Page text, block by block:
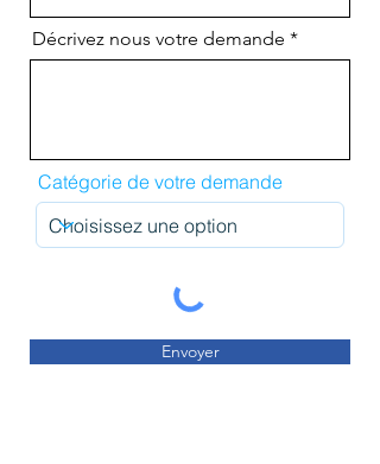
Décrivez nous votre demande
Catégorie de votre demande
Envoyer